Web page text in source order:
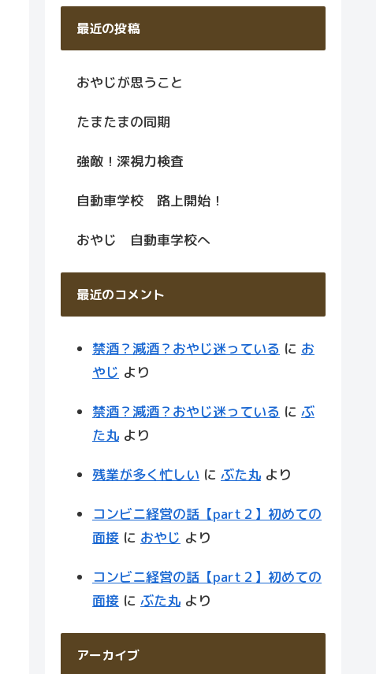
最近の投稿
おやじが思うこと
たまたまの同期
強敵！深視力検査
自動車学校 路上開始！
おやじ 自動車学校へ
最近のコメント
禁酒？減酒？おやじ迷っている に お
やじ より
禁酒？減酒？おやじ迷っている に ぶ
た丸 より
残業が多く忙しい に ぶた丸 より
コンビニ経営の話【part２】初めての
面接 に おやじ より
コンビニ経営の話【part２】初めての
面接 に ぶた丸 より
アーカイブ